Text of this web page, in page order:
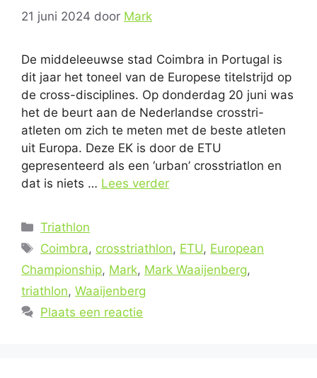
21 juni 2024 door Mark
De middeleeuwse stad Coimbra in Portugal is
dit jaar het toneel van de Europese titelstrijd op
de cross-disciplines. Op donderdag 20 juni was
het de beurt aan de Nederlandse crosstri-
atleten om zich te meten met de beste atleten
uit Europa. Deze EK is door de ETU
gepresenteerd als een ‘urban’ crosstriatlon en
dat is niets … Lees verder
Categorieën
Triathlon
Tags
Coimbra, crosstriathlon, ETU, European
Championship, Mark, Mark Waaijenberg,
triathlon, Waaijenberg
Plaats een reactie